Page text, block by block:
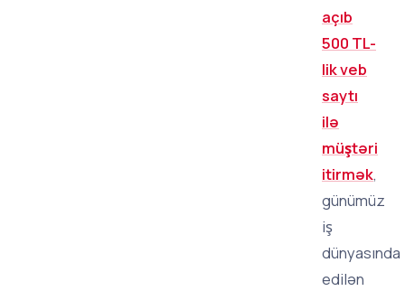
açıb
500 TL-
lik veb
saytı
ilə
müştəri
itirmək,
günümüz
iş
dünyasında
edilən